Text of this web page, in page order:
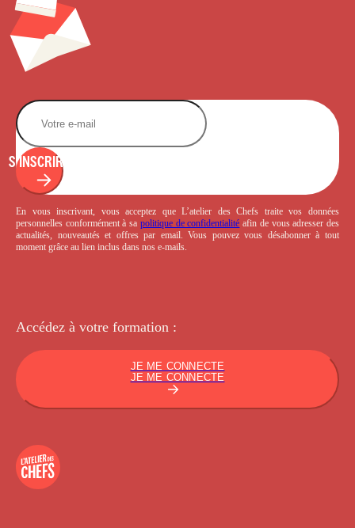
S'INSCRIRE
En vous inscrivant, vous acceptez que L’atelier des Chefs traite vos données
personnelles conformément à sa politique de confidentialité afin de vous adresser des
actualités, nouveautés et offres par email. Vous pouvez vous désabonner à tout
moment grâce au lien inclus dans nos e-mails.
Accédez à votre formation :
JE ME CONNECTE
JE ME CONNECTE